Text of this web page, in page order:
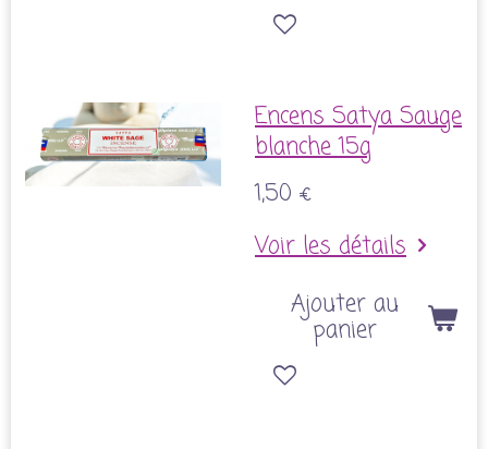
Encens Satya Sauge
blanche 15g
1,50 €
Voir les détails
Ajouter au
panier